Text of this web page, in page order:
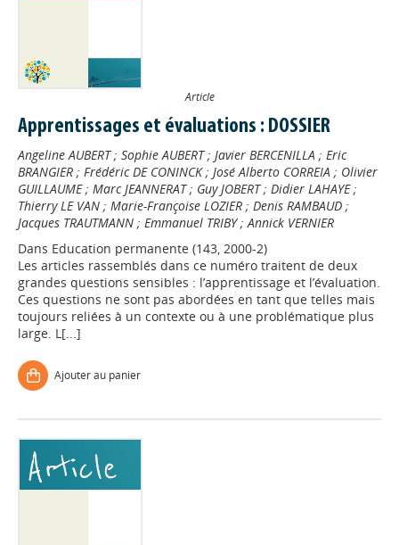
Article
Apprentissages et évaluations : DOSSIER
Angeline AUBERT; Sophie AUBERT; Javier BERCENILLA ; Eric
BRANGIER ; Frédéric DE CONINCK; José Alberto CORREIA ; Olivier
GUILLAUME; Marc JEANNERAT; Guy JOBERT; Didier LAHAYE;
Thierry LE VAN ; Marie-Françoise LOZIER ; Denis RAMBAUD ;
Jacques TRAUTMANN ; Emmanuel TRIBY;Annick VERNIER
Dans Education permanente (143, 2000-2)
Les articles rassemblés dans ce numéro traitent de deux
grandes questions sensibles : l’apprentissage et l’évaluation.
Ces questions ne sont pas abordées en tant que telles mais
toujours reliées à un contexte ou à une problématique plus
large. L[...]
Ajouter au panier